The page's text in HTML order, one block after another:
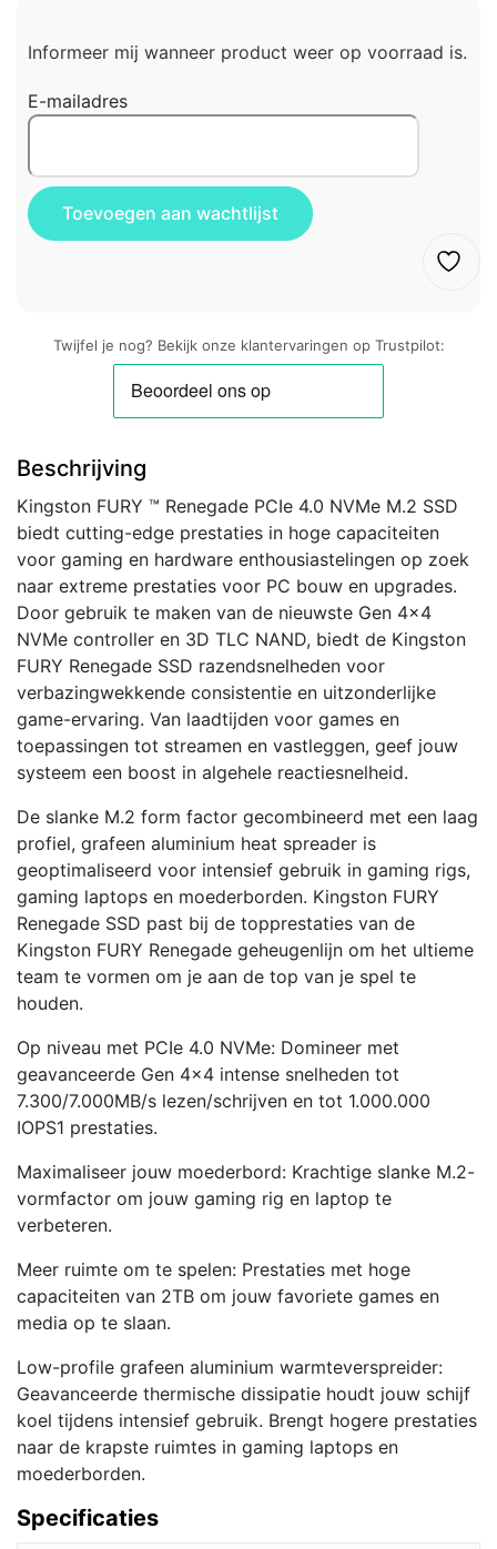
Informeer mij wanneer product weer op voorraad is.
E-mailadres
Twijfel je nog? Bekijk onze klantervaringen op Trustpilot:
Beschrijving
Kingston FURY ™ Renegade PCIe 4.0 NVMe M.2 SSD
biedt cutting-edge prestaties in hoge capaciteiten
voor gaming en hardware enthousiastelingen op zoek
naar extreme prestaties voor PC bouw en upgrades.
Door gebruik te maken van de nieuwste Gen 4×4
NVMe controller en 3D TLC NAND, biedt de Kingston
FURY Renegade SSD razendsnelheden voor
verbazingwekkende consistentie en uitzonderlijke
game-ervaring. Van laadtijden voor games en
toepassingen tot streamen en vastleggen, geef jouw
systeem een boost in algehele reactiesnelheid.
De slanke M.2 form factor gecombineerd met een laag
profiel, grafeen aluminium heat spreader is
geoptimaliseerd voor intensief gebruik in gaming rigs,
gaming laptops en moederborden. Kingston FURY
Renegade SSD past bij de topprestaties van de
Kingston FURY Renegade geheugenlijn om het ultieme
team te vormen om je aan de top van je spel te
houden.
Op niveau met PCIe 4.0 NVMe: Domineer met
geavanceerde Gen 4×4 intense snelheden tot
7.300/7.000MB/s lezen/schrijven en tot 1.000.000
IOPS1 prestaties.
Maximaliseer jouw moederbord: Krachtige slanke M.2-
vormfactor om jouw gaming rig en laptop te
verbeteren.
Meer ruimte om te spelen: Prestaties met hoge
capaciteiten van 2TB om jouw favoriete games en
media op te slaan.
Low-profile grafeen aluminium warmteverspreider:
Geavanceerde thermische dissipatie houdt jouw schijf
koel tijdens intensief gebruik. Brengt hogere prestaties
naar de krapste ruimtes in gaming laptops en
moederborden.
Specificaties